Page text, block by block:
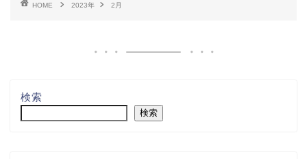
HOME 2023年 2月
検索
検索